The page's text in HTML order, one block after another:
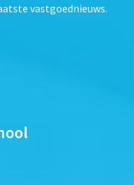
vastgoednieuws.